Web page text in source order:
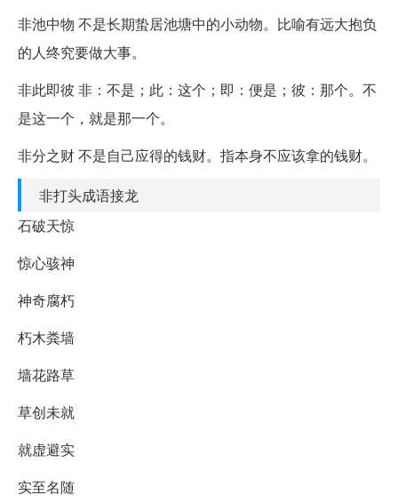
非池中物 不是长期蛰居池塘中的小动物。比喻有远大抱负
的人终究要做大事。
非此即彼 非：不是；此：这个；即：便是；彼：那个。不
是这一个，就是那一个。
非分之财 不是自己应得的钱财。指本身不应该拿的钱财。
非打头成语接龙
石破天惊
惊心骇神
神奇腐朽
朽木粪墙
墙花路草
草创未就
就虚避实
实至名随